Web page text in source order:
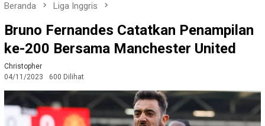
Beranda Liga Inggris
Bruno Fernandes Catatkan Penampilan
ke-200 Bersama Manchester United
Christopher
04/11/2023
600 Dilihat